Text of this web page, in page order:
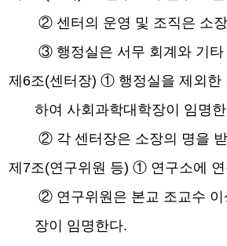
②센터의 운영 및 조직은 소
③ 행정실은 서무 회계와 기
제 6조(센터장) ① 행정실을 제외한
하여 사회과학대학장이 임명
② 각 센터장은 소장의 명을
제 7조(연구위원 등) ① 연구소에
② 연구위원은 본교 조교수
장이 임명한다.